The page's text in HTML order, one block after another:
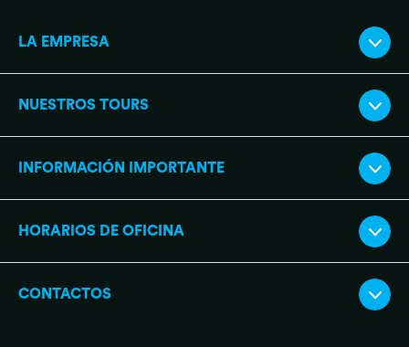
LA EMPRESA
NUESTROS TOURS
INFORMACIÓN IMPORTANTE
HORARIOS DE OFICINA
CONTACTOS